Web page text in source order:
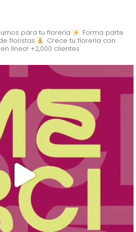
para tu florería
Forma parte
floristas
Crece tu florería con
línea! +2,000 clientes